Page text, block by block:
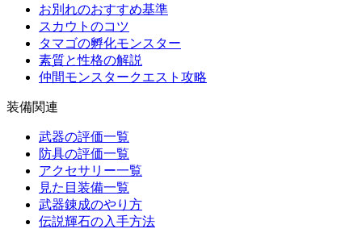
お別れのおすすめ基準
スカウトのコツ
タマゴの孵化モンスター
素質と性格の解説
仲間モンスタークエスト攻略
装備関連
武器の評価一覧
防具の評価一覧
アクセサリー一覧
見た目装備一覧
武器錬成のやり方
伝説輝石の入手方法